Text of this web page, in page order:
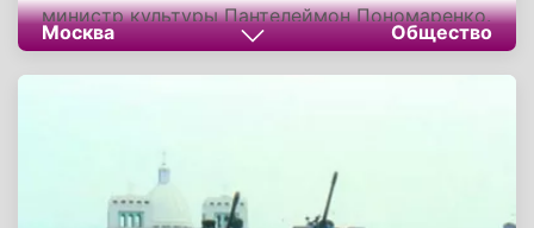
министр культуры Пантелеймон Пономаренко.
В полдень в университете начались первые
занятия. Согласно данным газеты «Аргументы
000 тысяч советских рублей, что примерно
соответствовало стоимости строительства
небольшого города из пятиэтажных панельных
Москва Общество